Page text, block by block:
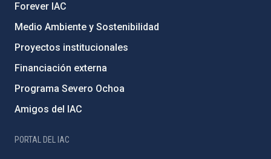
Forever IAC
Medio Ambiente y Sostenibilidad
Proyectos institucionales
Financiación externa
Programa Severo Ochoa
Amigos del IAC
PORTAL DEL IAC